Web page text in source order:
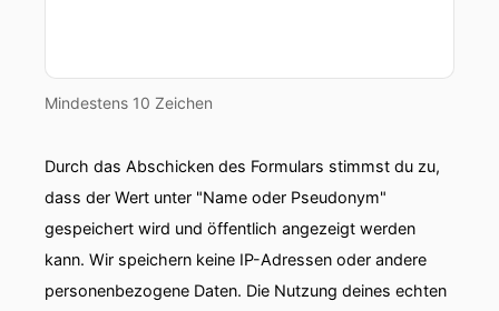
Mindestens 10 Zeichen
Durch das Abschicken des Formulars stimmst du zu,
dass der Wert unter "Name oder Pseudonym"
gespeichert wird und öffentlich angezeigt werden
kann. Wir speichern keine IP-Adressen oder andere
personenbezogene Daten. Die Nutzung deines echten